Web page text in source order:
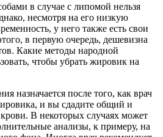
в случае с липомой нельзя
несмотря на его низкую
у него также есть свои
в первую очередь, дешевизна
Какие методы народной
чтобы убрать жировик на
назначается после того, как врач
и вы сдадите общий и
В некоторых случаях может
анализы, к примеру, на